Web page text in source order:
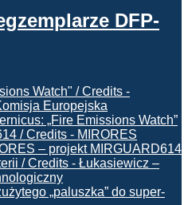
DFP-
„Fire Emissions Watch”
– projekt MIRGUARD614
„paluszka” do super-